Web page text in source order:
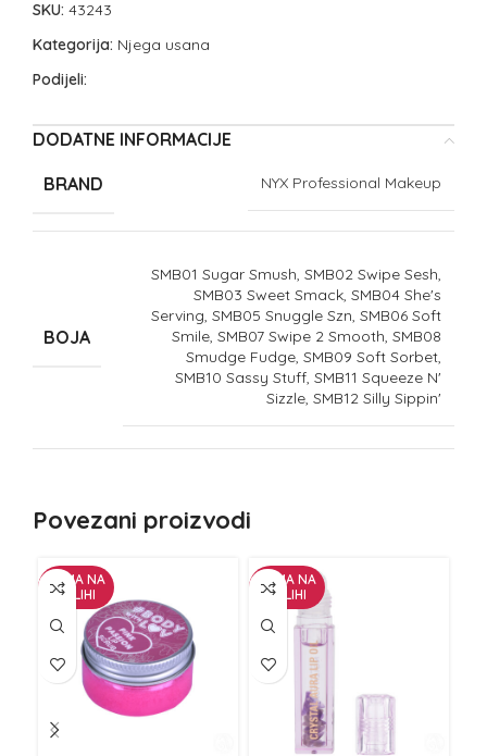
SKU: 43243
Kategorija: Njega usana
Podijeli:
DODATNE INFORMACIJE
BRAND NYX Professional Makeup
BOJA
SMB01 Sugar Smush, SMB02 Swipe Sesh,
SMB03 Sweet Smack, SMB04 She's
Serving, SMB05 Snuggle Szn, SMB06 Soft
Smile, SMB07 Swipe 2 Smooth, SMB08
Smudge Fudge, SMB09 Soft Sorbet,
SMB10 Sassy Stuff, SMB11 Squeeze N'
Sizzle, SMB12 Silly Sippin'
Povezani proizvodi
NEMA NA
ZALIHI
NEMA NA
ZALIHI